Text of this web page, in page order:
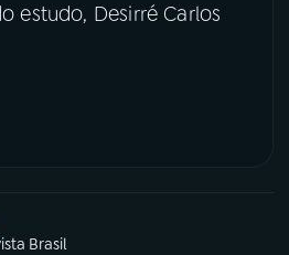
estudo, Desirré Carlos
Brasil